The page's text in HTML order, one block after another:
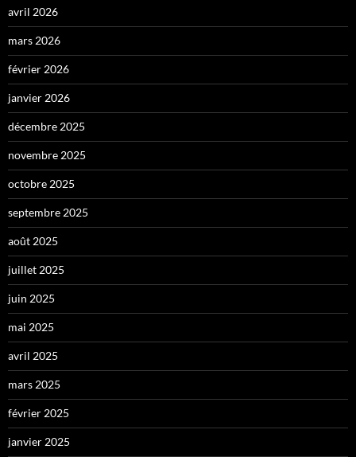
avril 2026
mars 2026
février 2026
janvier 2026
décembre 2025
novembre 2025
octobre 2025
septembre 2025
août 2025
juillet 2025
juin 2025
mai 2025
avril 2025
mars 2025
février 2025
janvier 2025